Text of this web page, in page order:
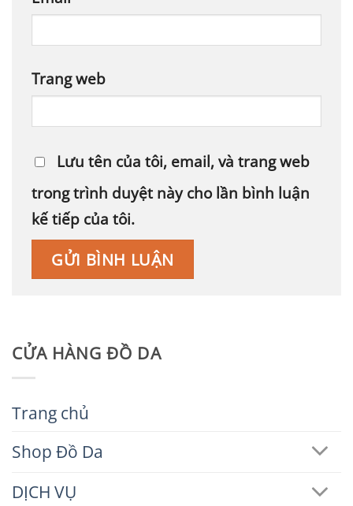
CỬA HÀNG ĐỒ DA
Trang chủ
Shop Đồ Da
DỊCH VỤ
Trang web
Lưu tên của tôi, email, và trang web
trong trình duyệt này cho lần bình luận
kế tiếp của tôi.